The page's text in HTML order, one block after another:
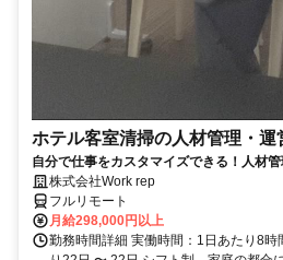
ホテル客室清掃の人材管理・運
自分で仕事をカスタマイズできる！人材
株式会社Work rep
フルリモート
月給298,000円以上
勤務時間詳細 実働時間：1日あたり8時